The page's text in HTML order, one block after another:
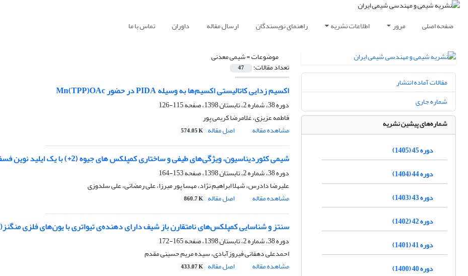
صفحه اصلی مرور اطلاعات نشریه راهنمای نویسندگان ارسال مقاله داوران تماس با ما
موضوعات =شیمی معدنی
تعداد مقالات: 47
اکسیم ‌زدایی کاتالیستی اکسیم‌ها به وسیله PIDA در حضور Mn(TPP)OAc
دوره 38، شماره 2، تابستان 1398، صفحه
115-126
فاطمه عزیزی، غلامرضا کریمی پور
مشاهده مقاله
اصل مقاله 574.05 K
شیمی کئوردیناسیون، ویژگی‌های طیفی و ساختاری کمپلکس های جیوه (2+) با یک ایلید نوین فسفر و تأیید محل اتصال ایلید به فلز با روش های محاسباتی
دوره 38، شماره 2، تابستان 1398، صفحه
153-164
علیرضا دادرس، شهلا ابراهیم نژاد، مهسا پور میرزا، علی رمضانی، علی سلدوزی
مشاهده مقاله
اصل مقاله 860.7 K
سنتز و شناسایی کمپلکس‌های نامتقارن باز شیف دارای دهنده‌ی تیواتری با یون‌های فلزی منگنز(II)، کبالت(III)، نیکل(II)، مس(II) و کادمیوم(II)‬‬‬‬
دوره 38، شماره 2، تابستان 1398، صفحه
165-172
احمدعلی دهقانی فیروزآبادی، سیده مریم حسینی مقدم
مشاهده مقاله
اصل مقاله 433.07 K
مقالات آماده انتشار
شماره جاری
شماره‌های پیشین نشریه
دوره 45 (1405)
دوره 44 (1404)
دوره 43 (1403)
دوره 42 (1402)
دوره 41 (1401)
دوره 40 (1400)